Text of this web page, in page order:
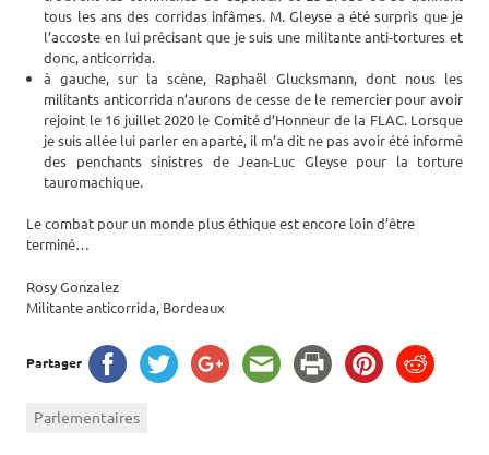
tous les ans des corridas infâmes. M. Gleyse a été surpris que je
l’accoste en lui précisant que je suis une militante anti-tortures et
donc, anticorrida.
à gauche, sur la scène, Raphaël Glucksmann, dont nous les
militants anticorrida n’aurons de cesse de le remercier pour avoir
rejoint le 16 juillet 2020 le Comité d’Honneur de la FLAC. Lorsque
je suis allée lui parler en aparté, il m’a dit ne pas avoir été informé
des penchants sinistres de Jean-Luc Gleyse pour la torture
tauromachique.
͏Le combat pour un monde plus éthique est encore loin d’être
terminé…
Rosy Gonzalez
Militante anticorrida, Bordeaux
Partager
Parlementaires